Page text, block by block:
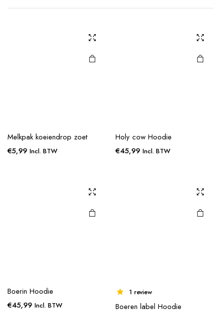
Melkpak koeiendrop zoet
€5,99 Incl. BTW
Holy cow Hoodie
€45,99 Incl. BTW
Boerin Hoodie
€45,99 Incl. BTW
1 review
Boeren label Hoodie